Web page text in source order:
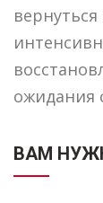
ожидания
ВАМ